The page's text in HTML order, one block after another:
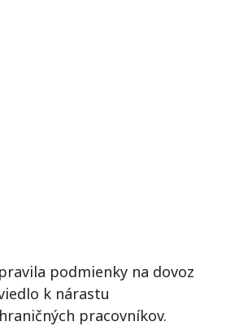
podmienky na dovoz
k nárastu
pracovníkov.